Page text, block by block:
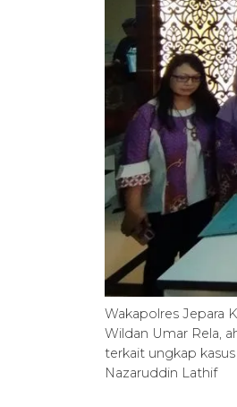
Wakapolres Jepara
Wildan Umar Rela,
terkait ungkap
Nazaruddin Lathif